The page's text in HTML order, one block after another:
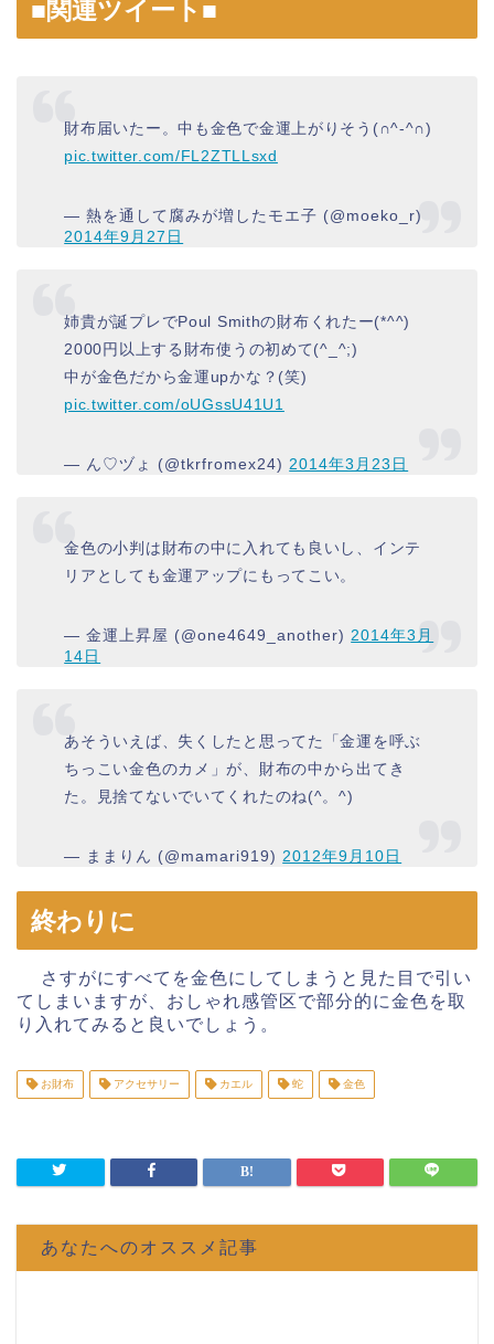
■関連ツイート■
財布届いたー。中も金色で金運上がりそう(∩^-^∩)
pic.twitter.com/FL2ZTLLsxd
— 熱を通して腐みが増したモエ子 (@moeko_r)
2014年9月27日
姉貴が誕プレでPoul Smithの財布くれたー(*^^)
2000円以上する財布使うの初めて(^_^;)
中が金色だから金運upかな？(笑)
pic.twitter.com/oUGssU41U1
— ん♡ヅょ (@tkrfromex24) 2014年3月23日
金色の小判は財布の中に入れても良いし、インテ
リアとしても金運アップにもってこい。
— 金運上昇屋 (@one4649_another)2014年3月
14日
あそういえば、失くしたと思ってた「金運を呼ぶ
ちっこい金色のカメ」が、財布の中から出てき
た。見捨てないでいてくれたのね(^。^)
— ままりん (@mamari919) 2012年9月10日
終わりに
さすがにすべてを金色にしてしまうと見た目で引い
てしまいますが、おしゃれ感管区で部分的に金色を取
り入れてみると良いでしょう。
お財布 アクセサリー カエル 蛇 金色
あなたへのオススメ記事